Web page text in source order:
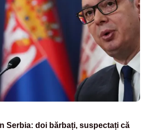
Serbia: doi bărbați, suspectați că